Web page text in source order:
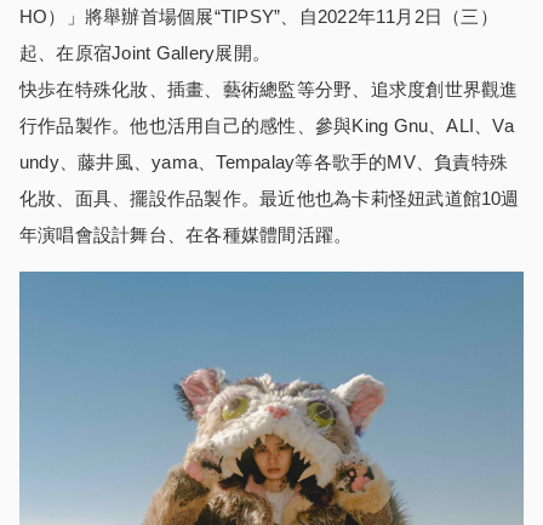
HO）」將舉辦首場個展“TIPSY”、自2022年11月2日（三）
起、在原宿Joint Gallery展開。
快歩在特殊化妝、插畫、藝術總監等分野、追求度創世界觀進
行作品製作。他也活用自己的感性、參與King Gnu、ALI、Va
undy、藤井風、yama、Tempalay等各歌手的MV、負責特殊
化妝、面具、擺設作品製作。最近他也為卡莉怪妞武道館10週
年演唱會設計舞台、在各種媒體間活躍。